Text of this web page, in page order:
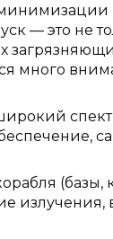
— это не
много
(базы,
излучения,